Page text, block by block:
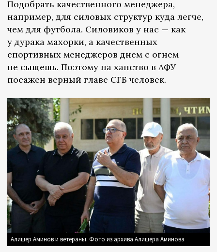
Подобрать качественного менеджера,
например, для силовых структур куда легче,
чем для футбола. Силовиков у нас — как
у дурака махорки, а качественных
спортивных менеджеров днем с огнем
не сыщешь. Поэтому на ханство в АФУ
посажен верный главе СГБ человек.
Алишер Аминов и ветераны. Фото из архива Алишера Аминова